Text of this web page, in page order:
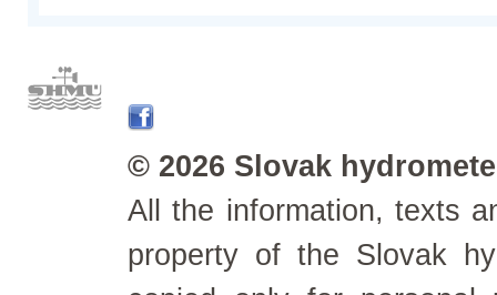
© 2026 Slovak
All the information, texts
property of the Slovak